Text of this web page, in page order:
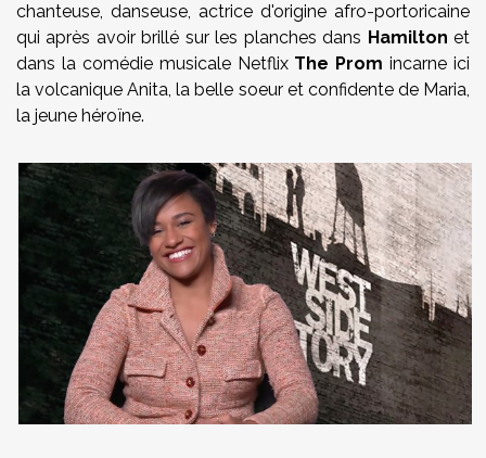
chanteuse, danseuse, actrice d'origine afro-portoricaine
qui après avoir brillé sur les planches dans Hamilton et
dans la comédie musicale NetflixThe Prom incarne ici
la volcanique Anita, la belle soeur et confidente de Maria,
la jeune héroïne.